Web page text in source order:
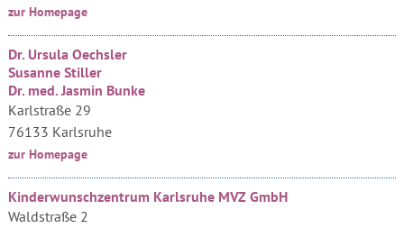
zur Homepage
Dr. Ursula Oechsler
Susanne Stiller
Dr. med. Jasmin Bunke
Karlstraße 29
76133 Karlsruhe
zur Homepage
Kinderwunschzentrum Karlsruhe MVZ GmbH
Waldstraße 2